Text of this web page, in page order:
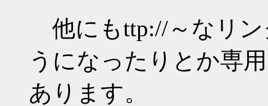
他にもttp://～なリ
うになったりとか専
あります。